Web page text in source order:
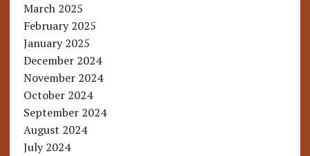
March 2025
February 2025
January 2025
December 2024
November 2024
October 2024
September 2024
August 2024
July 2024